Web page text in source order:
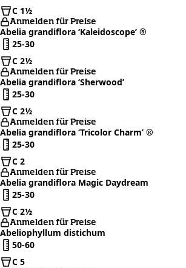
C 1½
Anmelden für Preise
Abelia grandiflora ‘Kaleidoscope’ ®
25-30
C 2½
Anmelden für Preise
Abelia grandiflora ‘Sherwood’
25-30
C 2½
Anmelden für Preise
Abelia grandiflora ‘Tricolor Charm’ ®
25-30
C 2
Anmelden für Preise
Abelia grandiflora Magic Daydream
25-30
C 2½
Anmelden für Preise
Abeliophyllum distichum
50-60
C 5